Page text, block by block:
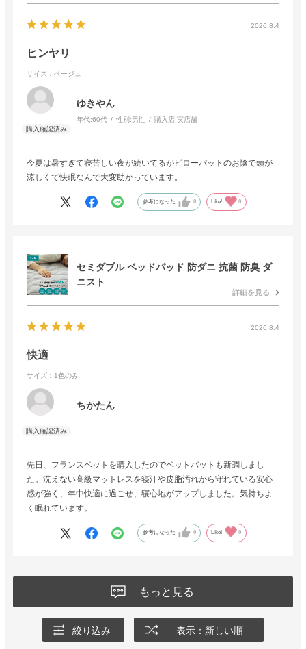
2026.8.4
ヒンヤリ
サイズ：ベージュ
ゆきやん
年代:60代 性別:男性 購入店:実店舗
今夏は暑すぎて寝苦しい夜が続いてるがピローパットのお陰で頭が
涼しくて快眠なんで大変助かっています。
参考になった 0 Like! 0
セミダブル ベッドパッド 防ダニ 抗菌 防臭 ダ
ニスト
詳細を見る
2026.8.4
快適
サイズ：1色のみ
ちかたん
先日、フランスベットを購入したのでベットバットも新調しまし
た。洗えない高級マットレスを寝汗や皮脂汚れから守れている安心
感が強く、年中快適に過ごせ、寝心地がアップしました。気持ちよ
く眠れています。
参考になった 0 Like! 0
もっと見る
絞り込み 表示：新しい順